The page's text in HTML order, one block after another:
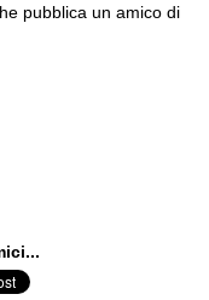
pubblica un amico di